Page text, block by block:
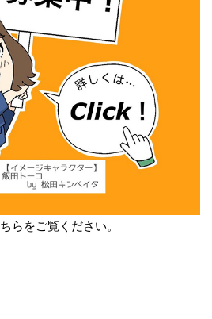
らをご覧ください。